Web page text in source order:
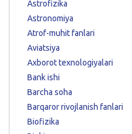
Astrofizika
Astronomiya
Atrof-muhit fanlari
Aviatsiya
Axborot texnologiyalari
Bank ishi
Barcha soha
Barqaror rivojlanish fanlari
Biofizika